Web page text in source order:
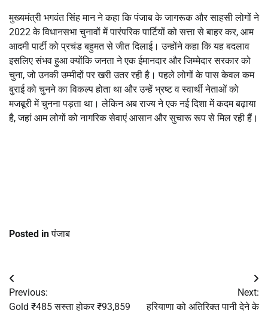
मुख्यमंत्री भगवंत सिंह मान ने कहा कि पंजाब के जागरूक और साहसी लोगों ने
2022 के विधानसभा चुनावों में पारंपरिक पार्टियों को सत्ता से बाहर कर, आम
आदमी पार्टी को प्रचंड बहुमत से जीत दिलाई। उन्होंने कहा कि यह बदलाव
इसलिए संभव हुआ क्योंकि जनता ने एक ईमानदार और जिम्मेदार सरकार को
चुना, जो उनकी उम्मीदों पर खरी उतर रही है। पहले लोगों के पास केवल कम
बुराई को चुनने का विकल्प होता था और उन्हें भ्रष्ट व स्वार्थी नेताओं को
मजबूरी में चुनना पड़ता था। लेकिन अब राज्य ने एक नई दिशा में कदम बढ़ाया
है, जहां आम लोगों को नागरिक सेवाएं आसान और सुचारू रूप से मिल रही हैं।
Posted inपंजाब
Post
navigation
Previous:
Gold ₹485 सस्ता होकर ₹93,859
Next:
हरियाणा को अतिरिक्त पानी देने के